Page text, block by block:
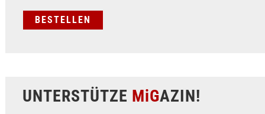
UNTERSTÜTZE MiGAZIN!